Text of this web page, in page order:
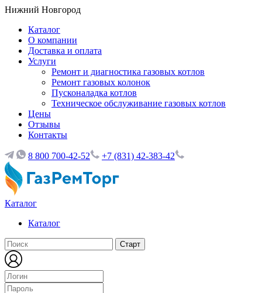
Нижний Новгород
Каталог
О компании
Доставка и оплата
Услуги
Ремонт и диагностика газовых котлов
Ремонт газовых колонок
Пусконаладка котлов
Техническое обслуживание газовых котлов
Цены
Отзывы
Контакты
8 800 700-42-52 +7 (831) 42-383-42
Каталог
Каталог